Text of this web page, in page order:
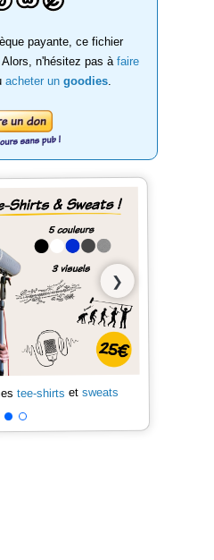
payante, ce fichier
n'hésitez pas à faire
acheter un goodies
❯
tee-shirts et sweats